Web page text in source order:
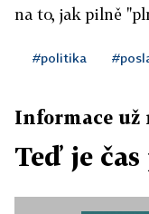
na to, jak pilně
#politika
Informace už
Teď je